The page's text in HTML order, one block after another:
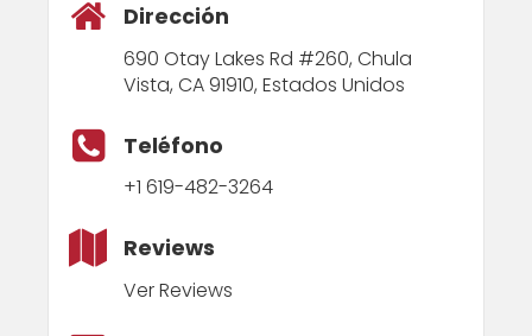
Dirección
690 Otay Lakes Rd #260, Chula
Vista, CA 91910, Estados Unidos
Teléfono
+1 619-482-3264
Reviews
Ver Reviews